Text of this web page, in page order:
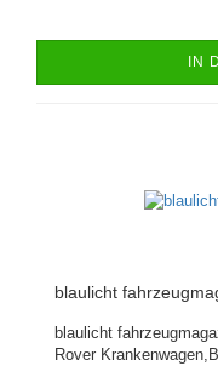
IN
blaulicht
blaulicht
Rover